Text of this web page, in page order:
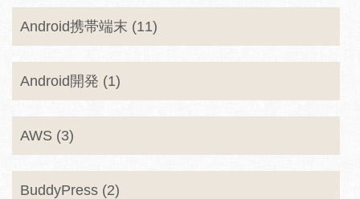
Android携帯端末 (11)
Android開発 (1)
AWS (3)
BuddyPress (2)